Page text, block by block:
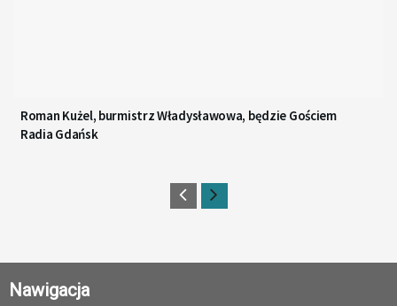
Roman Kużel, burmistrz Władysławowa, będzie Gościem
Radia Gdańsk
Nawigacja